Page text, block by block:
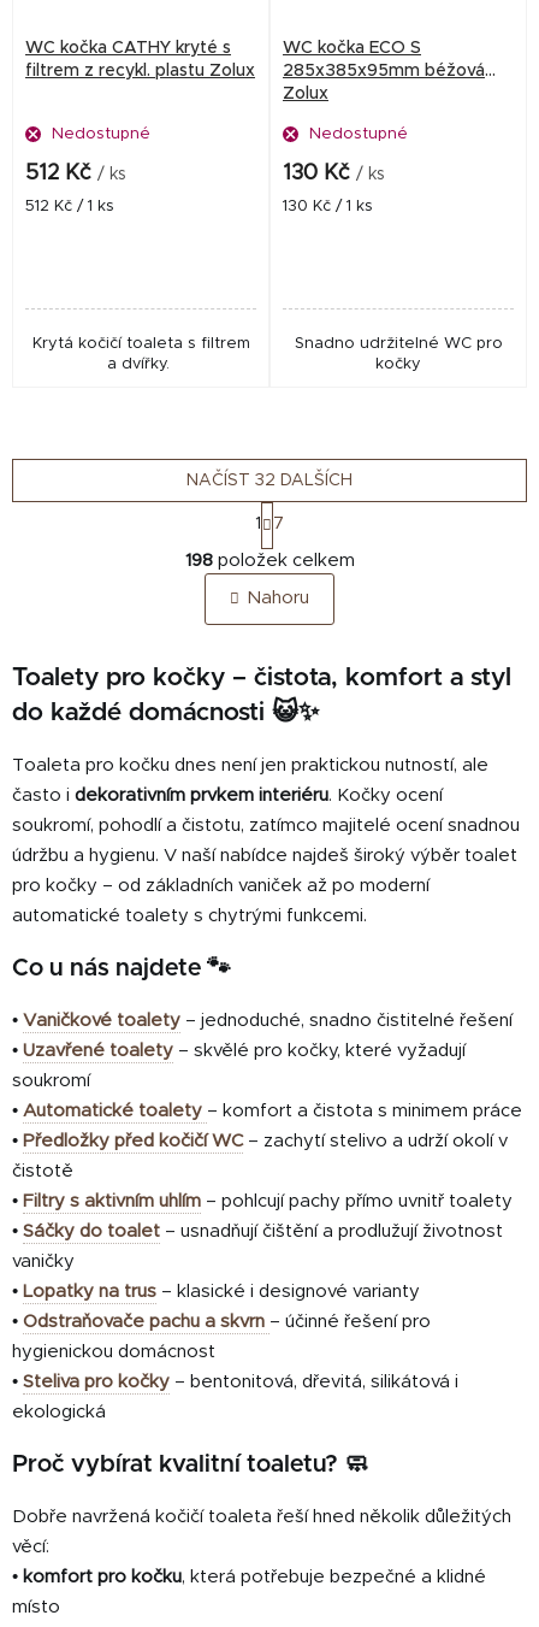
WC kočka CATHY kryté s
filtrem z recykl. plastu Zolux
Nedostupné
512 Kč / ks
Měrná
512 Kč / 1 ks
Krytá kočičí toaleta s filtrem
a dvířky.
WC kočka ECO S
285x385x95mm béžová
Zolux
Nedostupné
130 Kč / ks
Měrná
130 Kč / 1 ks
Snadno udržitelné WC pro
kočky
O
v
l
á
a
c
p
r
v
v
ý
u
NAČÍST 32 DALŠÍCH
S
t
r
á
n
k
v
á
n
1 7
198položek celkem
Nahoru
Toalety pro kočky – čistota, komfort a styl
do každé domácnosti 😺✨
Toaleta pro kočku dnes není jen praktickou nutností, ale
často i dekorativním prvkem interiéru. Kočky ocení
soukromí, pohodlí a čistotu, zatímco majitelé ocení snadnou
údržbu a hygienu. V naší nabídce najdeš široký výběr toalet
pro kočky – od základních vaniček až po moderní
automatické toalety s chytrými funkcemi.
Co u nás najdete 🐾
• Vaničkové toalety – jednoduché, snadno čistitelné řešení
• Uzavřené toalety – skvělé pro kočky, které vyžadují
soukromí
• Automatické toalety – komfort a čistota s minimem práce
• Předložky před kočičí WC– zachytí stelivo a udrží okolí v
čistotě
• Filtry s aktivním uhlím – pohlcují pachy přímo uvnitř toalety
• Sáčky do toalet – usnadňují čištění a prodlužují životnost
vaničky
• Lopatky na trus – klasické i designové varianty
• Odstraňovače pachu a skvrn – účinné řešení pro
hygienickou domácnost
• Steliva pro kočky – bentonitová, dřevitá, silikátová i
ekologická
Proč vybírat kvalitní toaletu? 🧼
Dobře navržená kočičí toaleta řeší hned několik důležitých
věcí:
• komfort pro kočku, která potřebuje bezpečné a klidné
místo